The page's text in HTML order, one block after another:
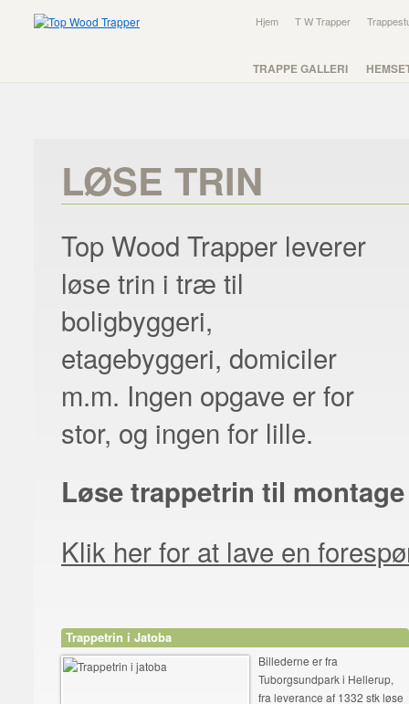
Hjem T W Trapper
TRAPPE GALLERI
LØSE TRIN
Top Wood Trapper leverer
løse trin i træ til
boligbyggeri,
etagebyggeri, domiciler
m.m. Ingen opgave er for
stor, og ingen for lille.
Løse trappetrin til
Klik her for at lave en
Trappetrin i Jatoba
Billederne er fra
Tuborgsundpark i Hellerup,
fra leverance af 1332 stk løse